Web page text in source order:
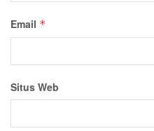
Email *
Situs Web